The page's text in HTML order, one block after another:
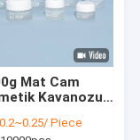
Mat Cam
Kavanozu
Kavanozu
0.2~0.25/ Piece